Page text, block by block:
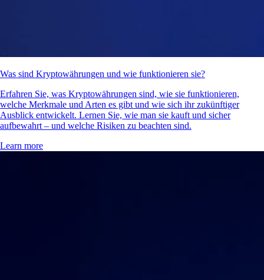
Was sind Kryptowährungen und wie funktionieren sie?
Erfahren Sie, was Kryptowährungen sind, wie sie funktionieren,
welche Merkmale und Arten es gibt und wie sich ihr zukünftiger
Ausblick entwickelt. Lernen Sie, wie man sie kauft und sicher
aufbewahrt – und welche Risiken zu beachten sind.
Learn more